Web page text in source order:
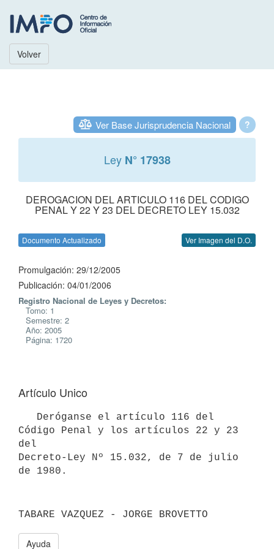
Volver
?
Ver Base Jurisprudencia Nacional
Ley N° 17938
DEROGACION DEL ARTICULO 116 DEL CODIGO
PENAL Y 22 Y 23 DEL DECRETO LEY 15.032
Documento Actualizado Ver Imagen del D.O.
Promulgación: 29/12/2005
Publicación: 04/01/2006
Registro Nacional de Leyes y Decretos:
Tomo: 1
Semestre: 2
Año: 2005
Página: 1720
Artículo Unico
Código Penal y los artículos 22 y 23
del
Decreto-Ley Nº 15.032, de 7 de julio
de 1980.
TABARE VAZQUEZ - JORGE BROVETTO
Ayuda